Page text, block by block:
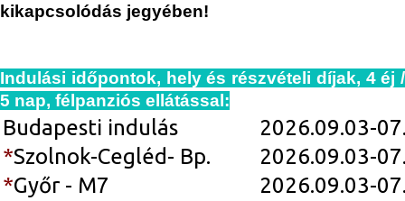
kikapcsolódás jegyében!
Indulási időpontok, hely és részvételi díjak, 4 éj /
5 nap, félpanziós ellátással:
Budapesti indulás
2026.09.03-
*Szolnok-Cegléd- Bp.
2026.09.03-
*Győr - M7
2026.09.03-